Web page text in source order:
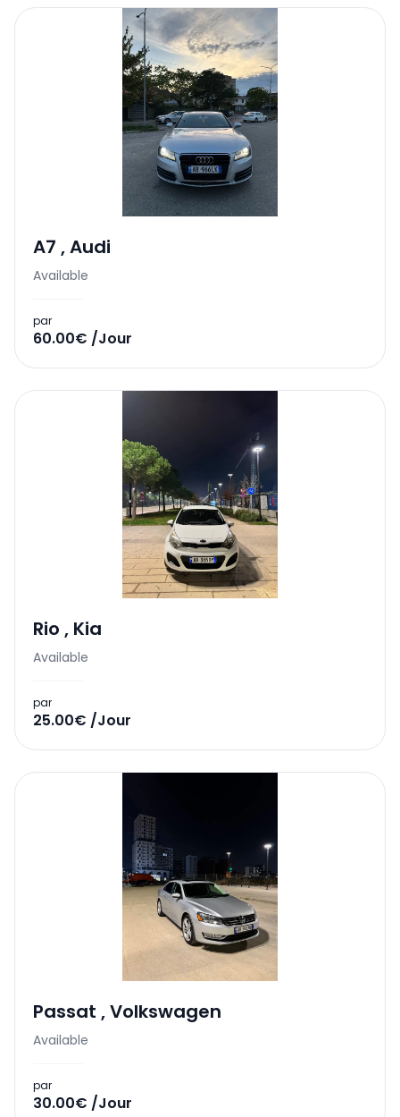
A7 ,Audi
Available
par
60.00€ /Jour
Rio , Kia
Available
par
25.00€ /Jour
Passat ,Volkswagen
Available
par
30.00€ /Jour